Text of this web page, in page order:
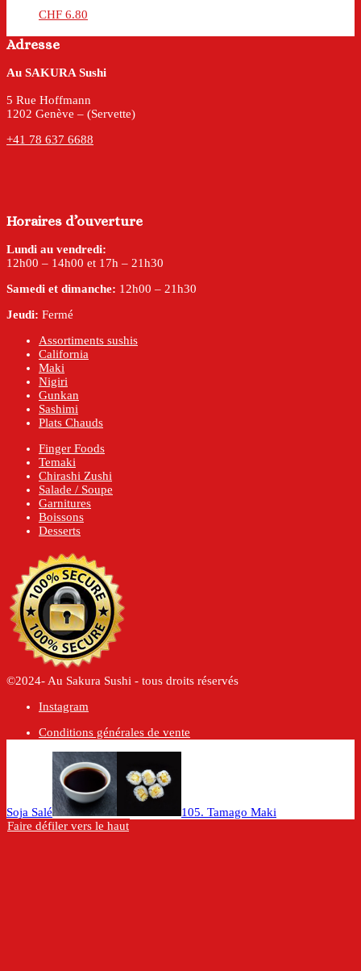
CHF 6.80
Adresse
Au SAKURA Sushi
5 Rue Hoffmann
1202 Genève – (Servette)
+41 78 637 6688
Horaires d’ouverture
Lundi au vendredi:
12h00 – 14h00 et 17h – 21h30
Samedi et dimanche: 12h00 – 21h30
Jeudi: Fermé
Assortiments sushis
California
Maki
Nigiri
Gunkan
Sashimi
Plats Chauds
Finger Foods
Temaki
Chirashi Zushi
Salade / Soupe
Garnitures
Boissons
Desserts
©2024- Au Sakura Sushi - tous droits réservés
Instagram
Conditions générales de vente
Soja Salé
105. Tamago Maki
Faire défiler vers le haut